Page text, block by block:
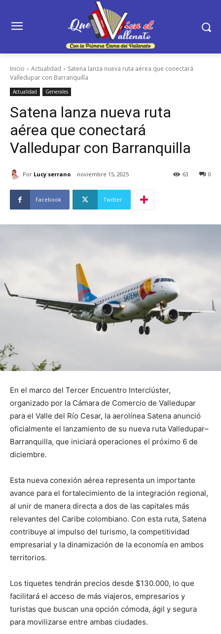
Inicio Actualidad
Satena lanza nueva ruta aérea que conectará
Valledupar con Barranquilla
Actualidad Generales
Satena lanza nueva ruta
aérea que conectará
Valledupar con Barranquilla
Por Lucy serrano noviembre 15, 2025 0
63
Facebook Twitter
En el marco del Tercer Encuentro Interclúster,
organizado por la Cámara de Comercio de Valledupar
para el Valle del Río Cesar, la aerolínea Satena anunció
oficialmente el lanzamiento de su nueva ruta Valledupar–
Barranquilla, que iniciará operaciones el próximo 6 de
diciembre.
Esta nueva conexión aérea representa un importante
avance para el fortalecimiento de la integración regional,
al unir de manera directa a dos de las capitales más
relevantes del Caribe colombiano. Con esta ruta, Satena
contribuye al impulso del turismo, la competitividad
empresarial y la dinamización de la economía en ambos
territorios.
Los tiquetes tendrán precios desde $130.000, lo que
facilitará el acceso de más viajeros, empresarios y
turistas que buscan una opción cómoda, ágil y segura
para movilizarse entre ambas ciudades.